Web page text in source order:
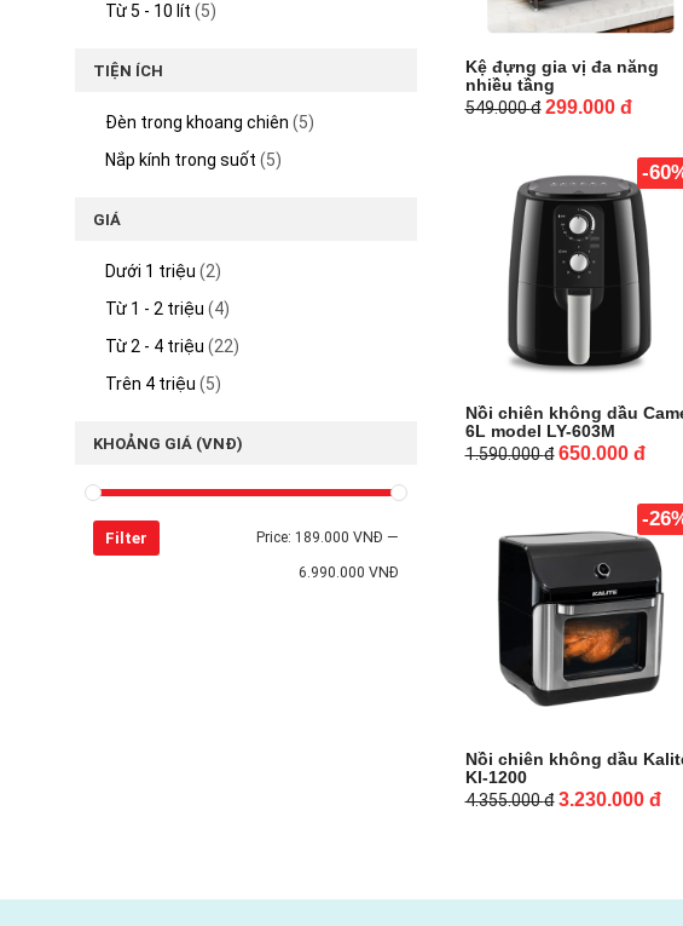
Từ 5 - 10 lít (5)
TIỆN ÍCH
Đèn trong khoang chiên (5)
Nắp kính trong suốt (5)
GIÁ
Dưới 1 triệu (2)
Từ 1 - 2 triệu (4)
Từ 2 - 4 triệu (22)
Trên 4 triệu (5)
KHOẢNG GIÁ (VNĐ)
Filter Price: 189.000 VNĐ —
6.990.000 VNĐ
Kệ đựng gia vị đa năng
nhiều tầng
549.000đ 299.000 đ
-
Nồi chiên không dầu
6L model LY-603M
1.590.000đ 650.000 đ
-
Nồi chiên không dầu
Kl-1200
4.355.000đ 3.230.000 đ